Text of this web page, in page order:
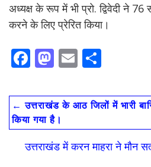
अध्यक्ष के रूप में भी प्रो. द्विवेदी ने
करने के लिए प्रेरित किया।
F
e
b
o
o
M
to
d
o
n
E
ai
l
ar
e
← उत्तराखंड के आठ जिलों में भारी
किया गया है।
उत्तराखंड में करन माहरा ने मौन